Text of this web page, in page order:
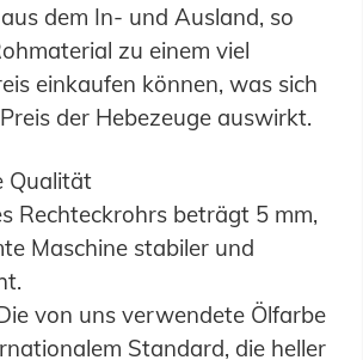
dem In- und Ausland, so
zu einem viel
einkaufen können, was sich
der Hebezeuge auswirkt.
Qualität
Rechteckrohrs beträgt 5 mm,
Maschine stabiler und
von uns verwendete Ölfarbe
Standard, die heller